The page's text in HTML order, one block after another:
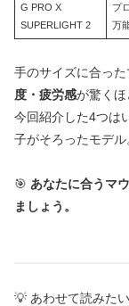
G PRO X
SUPERLIGHT 2
プ
万
手のサイズに合った
度・疲労感が驚くほ
今回紹介した4つは
子がそろったモデル
🎯 あなたに合うマ
ましょう。
💡 あわせて読みたい